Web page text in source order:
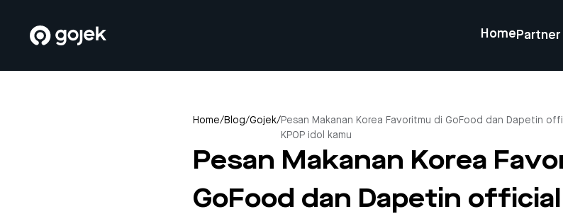
Home
Home/Blog/Gojek/Pesan Makanan Korea Favoritmu di GoFood dan Dapetin
KPOP idol kamu
Pesan Makanan Korea
GoFood dan Dapetin